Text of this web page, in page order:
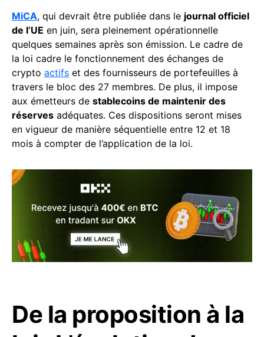
MiCA, qui devrait être publiée dans le journal officiel
de l’UE en juin, sera pleinement opérationnelle
quelques semaines après son émission. Le cadre de
la loi cadre le fonctionnement des échanges de
crypto actifs et des fournisseurs de portefeuilles à
travers le bloc des 27 membres. De plus, il impose
aux émetteurs de stablecoins de maintenir des
réserves adéquates. Ces dispositions seront mises
en vigueur de manière séquentielle entre 12 et 18
mois à compter de l’application de la loi.
De la proposition à la